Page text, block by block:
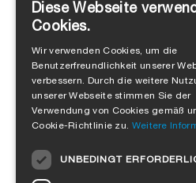
Stefanie Schaller
Modulbau mit Holz:
Leopold Kasseckert
Diese Webseite
Cookies.
Wir verwenden Cookies, um die
Benutzerfreundlichkeit unserer
verbessern. Durch die weitere
unserer Webseite stimmen Sie der
Verwendung von Cookies gemäß
Cookie-Richtlinie zu. Weitere
UNBEDINGT